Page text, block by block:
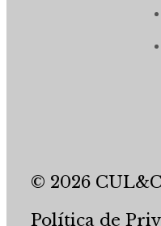
© 2026
Política de